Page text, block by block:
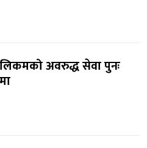
अवरुद्ध सेवा पुनः